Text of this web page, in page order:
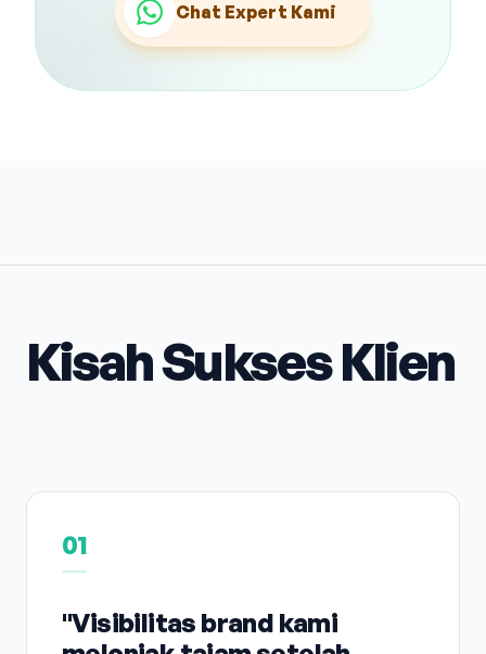
Chat Expert Kami
Kisah Sukses Klien
01
"Visibilitas brand kami